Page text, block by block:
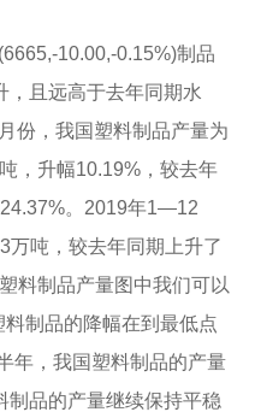
10.00,-0.15%)制品
，且远高于去年同期水
份，我国塑料制品产量为
，升幅10.19%，较去年
。2019年1—12
万吨，较去年同期上升了
料制品产量图中我们可以
制品的降幅在到最低点
年，我国塑料制品的产量
制品的产量继续保持平稳